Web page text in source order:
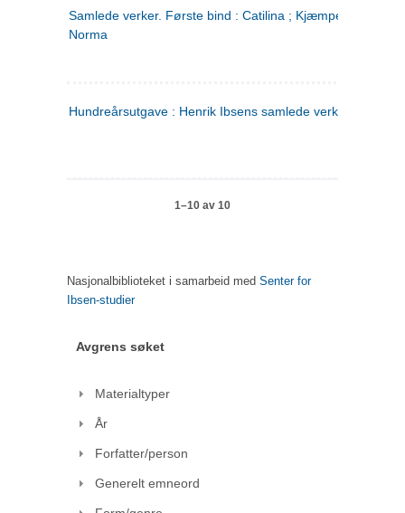
Samlede verker. Første bind : Catilina ; Kjæmpehøien ;
Norma
Hundreårsutgave : Henrik Ibsens samlede verker. 1
1–10 av 10
Nasjonalbiblioteket i samarbeid med Senter for
Ibsen-studier
Avgrens søket
Materialtyper
År
Forfatter/person
Generelt emneord